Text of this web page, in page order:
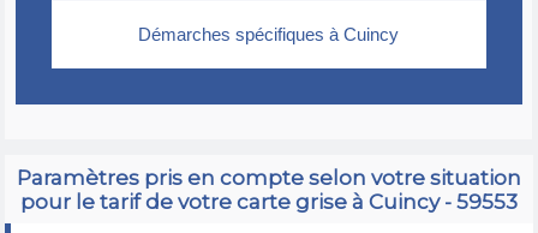
Paramètres pris en compte selon votre situation
pour le tarif de votre carte grise à Cuincy - 59553